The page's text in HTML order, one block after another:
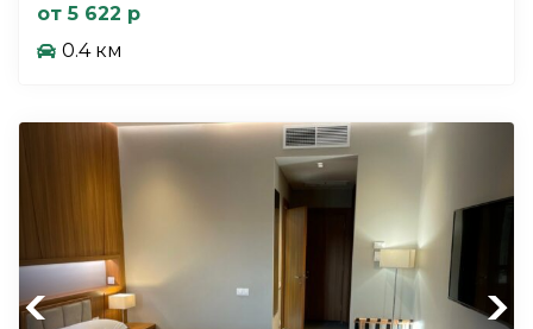
от 5 622 р
0.4 км
Previous Next